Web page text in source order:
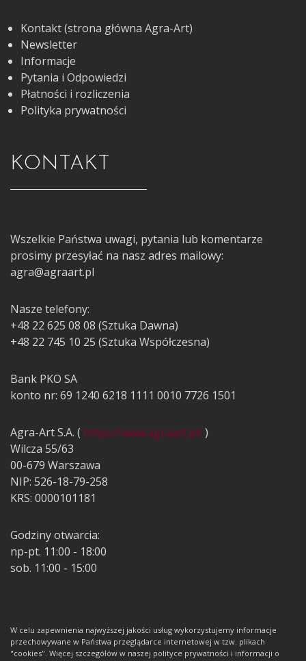
Kontakt (strona główna Agra-Art)
Newsletter
Informacje
Pytania i Odpowiedzi
Płatności i rozliczenia
Polityka prywatności
KONTAKT
Wszelkie Państwa uwagi, pytania lub komentarze
prosimy przesyłać na nasz adres mailowy:
agra@agraart.pl
Nasze telefony:
+48 22 625 08 08 (Sztuka Dawna)
+48 22 745 10 25 (Sztuka Współczesna)
Bank PKO SA
konto nr: 69 1240 6218 1111 0010 7726 1501
Agra-Art S.A. ( https://www.agraart.pl/)
Wilcza 55/63
00-679 Warszawa
NIP: 526-18-79-258
KRS: 0000101181
Godziny otwarcia:
np-pt. 11:00 - 18:00
sob. 11:00 - 15:00
W celu zapewnienia najwyższej jakości usług wykorzystujemy informacje
przechowywane w Państwa przeglądarce internetowej w tzw. plikach
"cookies". Więcej szczegółów w naszej polityce prywatności i informacji o